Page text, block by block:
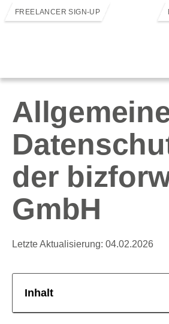
FREELANCER SIGN-UP
der
GmbH
Letzte Aktualisierung: 04.02.2026
Inhalt